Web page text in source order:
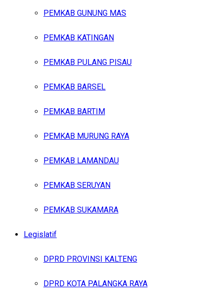
PEMKAB GUNUNG MAS
PEMKAB KATINGAN
PEMKAB PULANG PISAU
PEMKAB BARSEL
PEMKAB BARTIM
PEMKAB MURUNG RAYA
PEMKAB LAMANDAU
PEMKAB SERUYAN
PEMKAB SUKAMARA
Legislatif
DPRD PROVINSI KALTENG
DPRD KOTA PALANGKA RAYA